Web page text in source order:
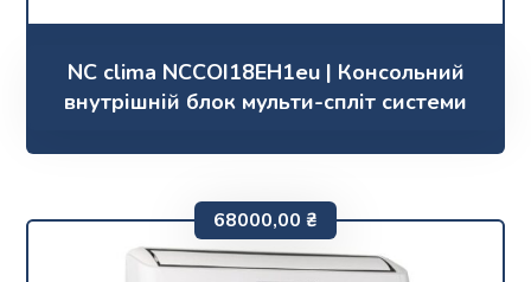
NC clima NCCOI18EH1eu | Консольний
внутрішній блок мульти-спліт системи
68000,00 ₴